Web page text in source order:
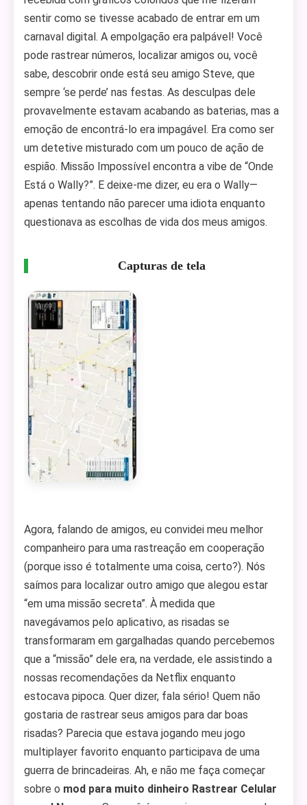
sentir como se tivesse acabado de entrar em um
carnaval digital. A empolgação era palpável! Você
pode rastrear números, localizar amigos ou, você
sabe, descobrir onde está seu amigo Steve, que
sempre ‘se perde’ nas festas. As desculpas dele
provavelmente estavam acabando as baterias, mas a
emoção de encontrá-lo era impagável. Era como ser
um detetive misturado com um pouco de ação de
espião. Missão Impossível encontra a vibe de “Onde
Está o Wally?”. E deixe-me dizer, eu era o Wally—
apenas tentando não parecer uma idiota enquanto
questionava as escolhas de vida dos meus amigos.
Capturas de tela
Agora, falando de amigos, eu convidei meu melhor
companheiro para uma rastreação em cooperação
(porque isso é totalmente uma coisa, certo?). Nós
saímos para localizar outro amigo que alegou estar
“em uma missão secreta”. À medida que
navegávamos pelo aplicativo, as risadas se
transformaram em gargalhadas quando percebemos
que a “missão” dele era, na verdade, ele assistindo a
nossas recomendações da Netflix enquanto
estocava pipoca. Quer dizer, fala sério! Quem não
gostaria de rastrear seus amigos para dar boas
risadas? Parecia que estava jogando meu jogo
multiplayer favorito enquanto participava de uma
guerra de brincadeiras. Ah, e não me faça começar
sobre o mod para muito dinheiro Rastrear Celular